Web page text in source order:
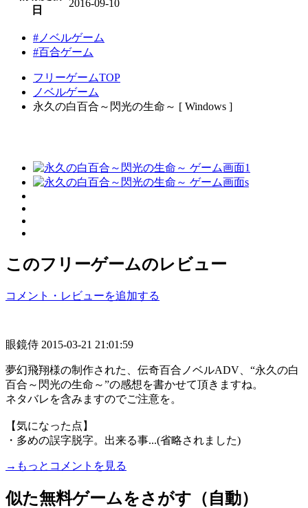
日
2016-09-10
#ノベルゲーム
#百合ゲーム
フリーゲームTOP
ノベルゲーム
永久の白百合～閃光の生命～ [ Windows ]
このフリーゲームのレビュー
コメント・レビューを追加する
眼鏡侍 2015-03-21 21:01:59
夢幻飛翔様の制作された、伝奇百合ノベルADV、“永久の白
百合～閃光の生命～”の感想を書かせて頂きますね。
ネタバレを含みますのでご注意を。
【気になった点】
・多めの誤字脱字。出来る事...(省略されました)
→もっとコメントを見る
似た無料ゲームをさがす（自動）